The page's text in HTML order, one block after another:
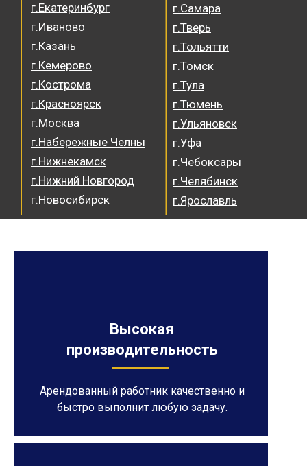
г.Самара
г.Тверь
г.Тольятти
г.Томск
г.Тула
г.Тюмень
г.Ульяновск
г.Уфа
г.Чебоксары
г.Челябинск
г.Ярославль
г.Екатеринбург
г.Иваново
г.Казань
г.Кемерово
г.Кострома
г.Красноярск
г.Москва
г.Набережные Челны
г.Нижнекамск
г.Нижний Новгород
г.Новосибирск
Высокая
производительность
Арендованный работник качественно и
быстро выполнит любую задачу.